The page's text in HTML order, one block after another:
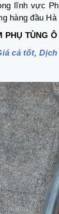
lĩnh vực
hàng đầu Hà
PHỤ TÙNG
cả tốt,